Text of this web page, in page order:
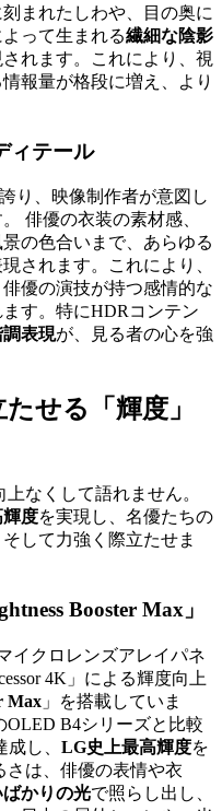
まれたしわや、目の奥に
って生まれる繊細な陰影
れます。これにより、視
報量が格段に増え、より
ィテール
り、映像制作者が意図し
俳優の衣装の素材感、
の色合いまで、あらゆる
されます。これにより、
優の演技が持つ感情的な
す。特にHDRコンテン
表現が、見る者の心を強
せる「輝度」
なくして語れません。
度を実現し、名優たちの
して力強く際立たせま
Booster Max」
イクロレンズアレイパネ
4K」による輝度向上
Max 」を搭載していま
OLED B4シリーズと比較
し、 LG史上最高輝度を
さは、俳優の表情や衣
ばかりの光で照らし出し、